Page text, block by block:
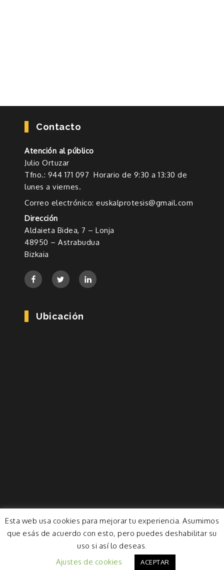
Contacto
Atención al público
Julio Ortuzar
Tfno.: 944 171 097 Horario de 9:30 a 13:30 de
lunes a viernes.
Correo electrónico: euskalprotesis@gmail.com
Dirección
Aldaieta Bidea, 7 – Lonja
48950 – Astrabudua
Bizkaia
Ubicación
Esta web usa cookies para mejorar tu experiencia. Asumimos
que esás de acuerdo con esto, pero puedes deshabilitar su
uso si así lo deseas.
Ajustes de cookies
ACEPTAR